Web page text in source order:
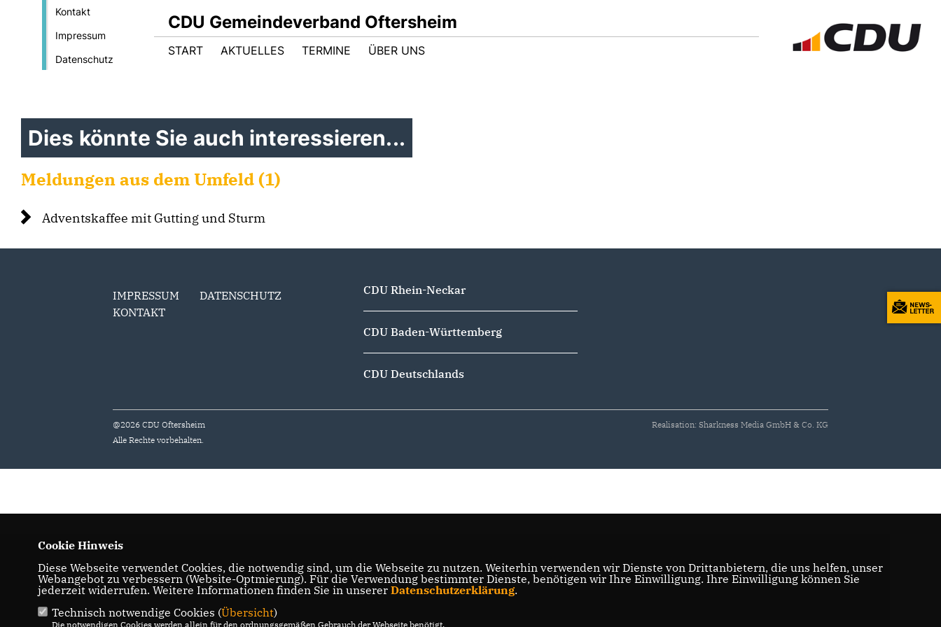
Kontakt
Impressum
Datenschutz
CDU Gemeindeverband Oftersheim
START AKTUELLES TERMINE ÜBER UNS
Dies könnte Sie auch interessieren...
Meldungen aus dem Umfeld (1)
Adventskaffee mit Gutting und Sturm
IMPRESSUM
DATENSCHUTZ
KONTAKT
CDU Rhein-Neckar
CDU Baden-Württemberg
CDU Deutschlands
@2026 CDU Oftersheim
Alle Rechte vorbehalten.
Realisation: Sharkness Media GmbH & Co. KG
Cookie Hinweis
Diese Webseite verwendet Cookies, die notwendig sind, um die Webseite zu nutzen. Weiterhin verwenden wir Dienste von Drittanbietern, die uns helfen, unser
Webangebot zu verbessern (Website-Optmierung). Für die Verwendung bestimmter Dienste, benötigen wir Ihre Einwilligung. Ihre Einwilligung können Sie
jederzeit widerrufen. Weitere Informationen finden Sie in unserer Datenschutzerklärung.
Technisch notwendige Cookies (Übersicht)
Die notwendigen Cookies werden allein für den ordnungsgemäßen Gebrauch der Webseite benötigt.